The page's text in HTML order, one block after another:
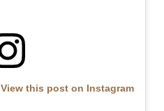
View this post on Instagram